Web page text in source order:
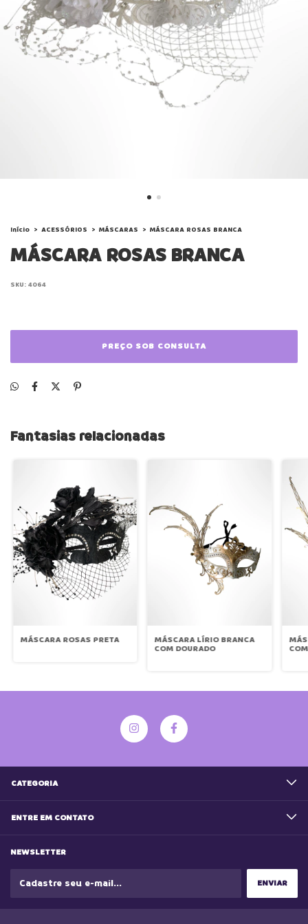
Início > ACESSÓRIOS > MÁSCARAS > MÁSCARA ROSAS BRANCA
MÁSCARA ROSAS BRANCA
SKU: 4064
Fantasias relacionadas
MÁSCARA ROSAS PRETA MÁSCARA LÍRIO BRANCA
COM DOURADO
CATEGORIA
ENTRE EM CONTATO
NEWSLETTER